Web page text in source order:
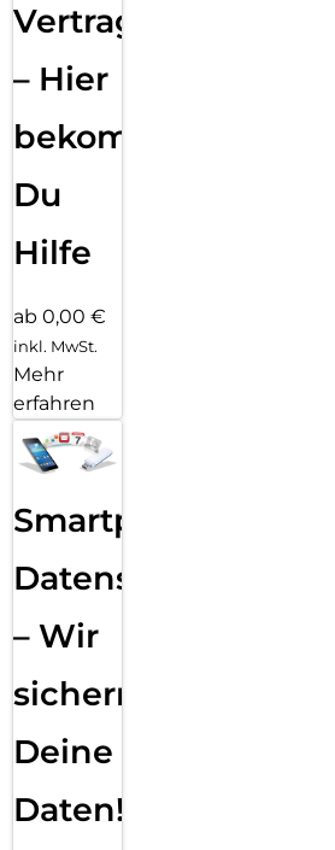
Vertragsabwicklung
– Hier
bekommst
Du
Hilfe
ab 0,00 €
inkl. MwSt.
Mehr
erfahren
Smartphone
Datensicherung
– Wir
sichern
Deine
Daten!